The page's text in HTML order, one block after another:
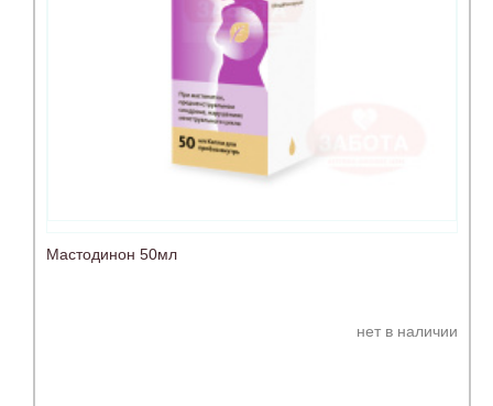
Мастодинон 50мл
нет в наличии